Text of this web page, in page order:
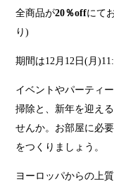
全商品が20％offにて
り)
期間は12月12日(月
イベントやパーティ
掃除と、新年を迎え
せんか。お部屋に必
をつくりましょう。
ヨーロッパからの上